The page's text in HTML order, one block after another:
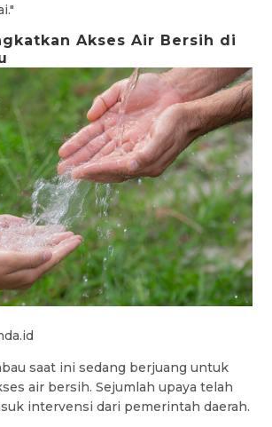
Akses Air Bersih di
saat ini sedang berjuang untuk
air bersih. Sejumlah upaya telah
intervensi dari pemerintah daerah.